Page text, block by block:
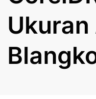
Ukuran